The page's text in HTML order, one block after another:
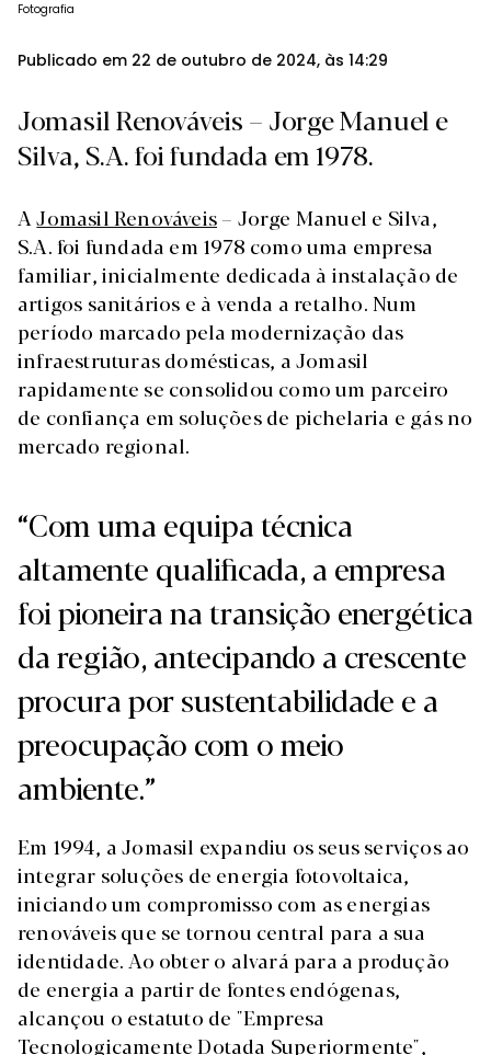
Fotografia
Publicado em 22 de outubro de 2024, às 14:29
Jomasil Renováveis – Jorge Manuel e
Silva, S.A. foi fundada em 1978.
AJomasil Renováveis– Jorge Manuel e Silva,
S.A. foi fundada em 1978 como uma empresa
familiar, inicialmente dedicada à instalação de
artigos sanitários e à venda a retalho. Num
período marcado pela modernização das
infraestruturas domésticas, a Jomasil
rapidamente se consolidou como um parceiro
de confiança em soluções de pichelaria e gás no
mercado regional.
“Com uma equipa técnica
altamente qualificada, a empresa
foi pioneira na transição energética
da região, antecipando a crescente
procura por sustentabilidade e a
preocupação com o meio
ambiente.”
Em 1994, a Jomasil expandiu os seus serviços ao
integrar soluções de energia fotovoltaica,
iniciando um compromisso com as energias
renováveis que se tornou central para a sua
identidade. Ao obter o alvará para a produção
de energia a partir de fontes endógenas,
alcançou o estatuto de "Empresa
Tecnologicamente Dotada Superiormente",